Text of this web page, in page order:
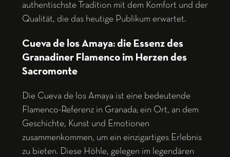
authentischste Tradition mit dem Komfort und der
Qualität, die das heutige Publikum erwartet.
Cueva de los Amaya: die Essenz des
Granadiner Flamenco im Herzen des
Sacromonte
Die Cueva de los Amaya ist eine bedeutende
Flamenco-Referenz in Granada; ein Ort, an dem
Geschichte, Kunst und Emotionen
zusammenkommen, um ein einzigartiges Erlebnis
zu bieten. Diese Höhle, gelegen im legendären